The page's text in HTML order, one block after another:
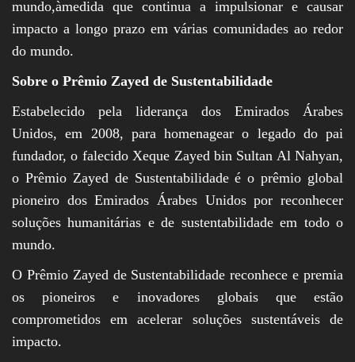
mundo,àmedida que continua a impulsionar e causar
impacto a longo prazo em várias comunidades ao redor
do mundo.
Sobre o Prêmio Zayed de Sustentabilidade
Estabelecido pela liderança dos Emirados Árabes
Unidos, em 2008, para homenagear o legado do pai
fundador, o falecido Xeque Zayed bin Sultan Al Nahyan,
o Prêmio Zayed de Sustentabilidade é o prêmio global
pioneiro dos Emirados Árabes Unidos por reconhecer
soluções humanitárias e de sustentabilidade em todo o
mundo.
O Prêmio Zayed de Sustentabilidade reconhece e premia
os pioneiros e inovadores globais que estão
comprometidos em acelerar soluções sustentáveis de
impacto.